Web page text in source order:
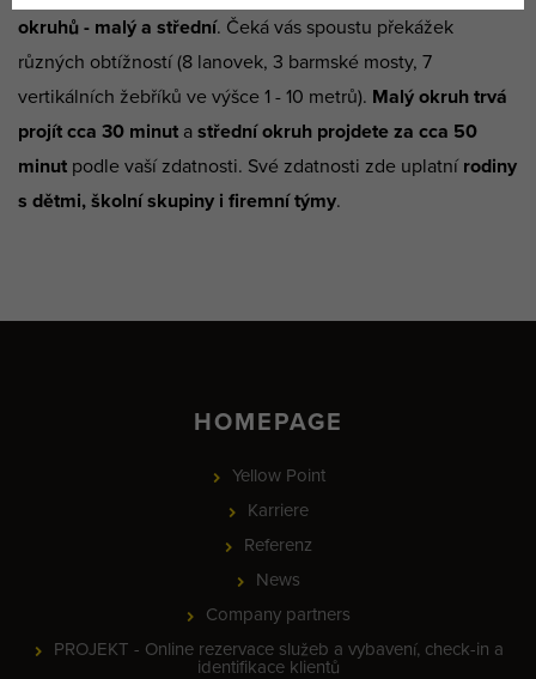
okruhů - malý a střední. Čeká vás spoustu překážek
různých obtížností (8 lanovek, 3 barmské mosty, 7
vertikálních žebříků ve výšce 1 - 10 metrů). Malý okruh trvá
projít cca 30 minut a střední okruh projdete za cca 50
minut podle vaší zdatnosti. Své zdatnosti zde uplatní rodiny
s dětmi, školní skupiny i firemní týmy.
HOMEPAGE
Yellow Point
Karriere
Referenz
News
Company partners
PROJEKT - Online rezervace služeb a vybavení, check-in a
identifikace klientů